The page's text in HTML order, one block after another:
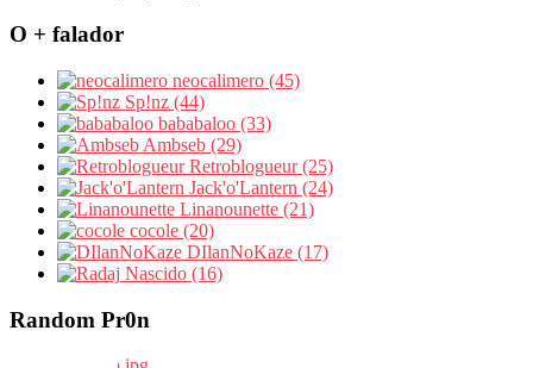
O + falador
neocalimero (45)
Sp!nz (44)
bababaloo (33)
Ambseb (29)
Retroblogueur (25)
Jack'o'Lantern (24)
Linanounette (21)
cocole (20)
DIlanNoKaze (17)
Nascido (16)
Random Pr0n